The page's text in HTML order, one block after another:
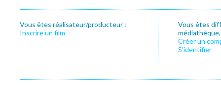
Vous êtes réalisateur/producteur :
Inscrire un film
Vous êtes
Créer un
S’identifier